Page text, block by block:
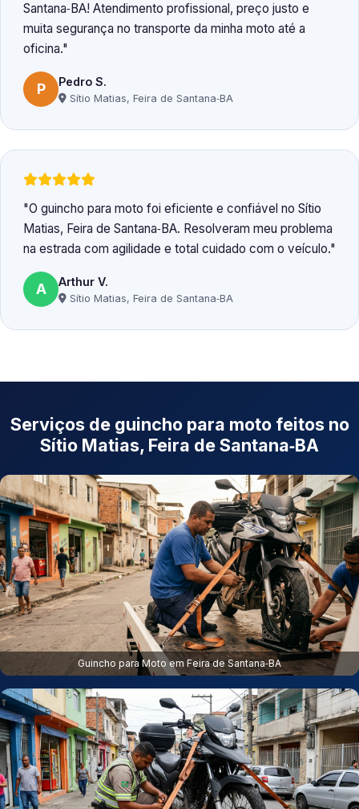
Santana‑BA! Atendimento profissional, preço justo e
muita segurança no transporte da minha moto até a
oficina.
P Pedro S.
Sítio Matias, Feira de Santana‑BA
O guincho para moto foi eficiente e confiável no Sítio
Matias, Feira de Santana‑BA. Resolveram meu problema
na estrada com agilidade e total cuidado com o veículo.
A Arthur V.
Sítio Matias, Feira de Santana‑BA
Serviços de guincho para moto feitos no
Sítio Matias, Feira de Santana‑BA
Guincho para Moto em Feira de Santana‑BA